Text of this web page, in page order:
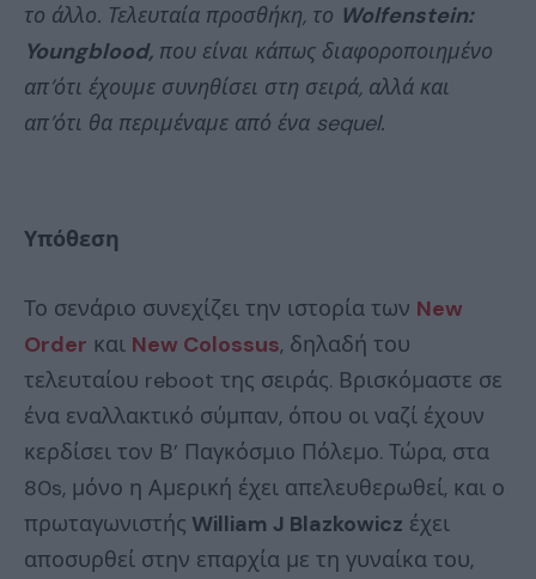
το άλλο. Τελευταία προσθήκη, το Wolfenstein:
Youngblood, που είναι κάπως διαφοροποιημένο
απ’ότι έχουμε συνηθίσει στη σειρά, αλλά και
απ’ότι θα περιμέναμε από ένα sequel.
Υπόθεση
Το σενάριο συνεχίζει την ιστορία των New
Order και New Colossus, δηλαδή του
τελευταίου reboot της σειράς. Βρισκόμαστε σε
ένα εναλλακτικό σύμπαν, όπου οι ναζί έχουν
κερδίσει τον Β’ Παγκόσμιο Πόλεμο. Τώρα, στα
80s, μόνο η Αμερική έχει απελευθερωθεί, και ο
πρωταγωνιστής William J Blazkowicz έχει
αποσυρθεί στην επαρχία με τη γυναίκα του,